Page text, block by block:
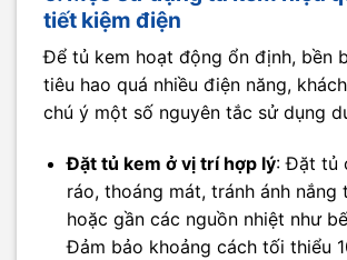
tiết kiệm điện
Để tủ kem hoạt động ổn định, bền
tiêu hao quá nhiều điện năng,
chú ý một số nguyên tắc sử dụng
Đặt tủ kem ở vị trí hợp lý: Đặt tủ
ráo, thoáng mát, tránh ánh nắng
hoặc gần các nguồn nhiệt như
Đảm bảo khoảng cách tối thiểu